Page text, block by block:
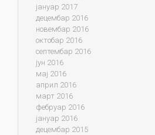
јануар 2017
децембар 2016
новембар 2016
октобар 2016
септембар 2016
јун 2016
мај 2016
април 2016
март 2016
фебруар 2016
јануар 2016
децембар 2015